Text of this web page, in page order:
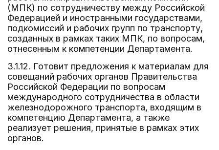
(МПК) по сотрудничеству между Российской
Федерацией и иностранными государствами,
подкомиссий и рабочих групп по транспорту,
созданных в рамках таких МПК, по вопросам,
отнесенным к компетенции Департамента.
3.1.12. Готовит предложения к материалам для
совещаний рабочих органов Правительства
Российской Федерации по вопросам
международного сотрудничества в области
железнодорожного транспорта, входящим в
компетенцию Департамента, а также
реализует решения, принятые в рамках этих
органов.